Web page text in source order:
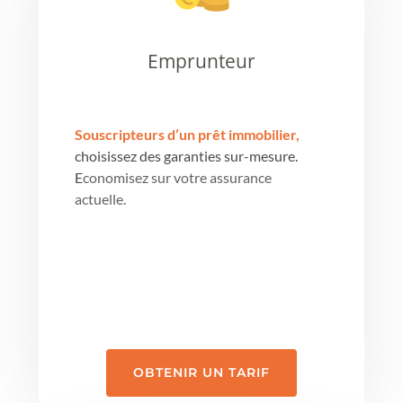
Emprunteur
Souscripteurs d’un prêt immobilier,
choisissez des garanties sur-mesure.
Economisez sur votre assurance
actuelle.
OBTENIR UN TARIF